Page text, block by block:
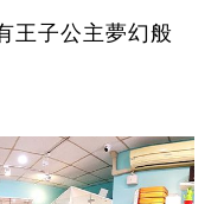
王子公主夢幻般